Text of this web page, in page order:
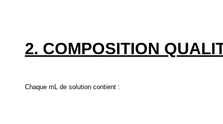
2. COMPOSITION
Chaque mL de solution contient :